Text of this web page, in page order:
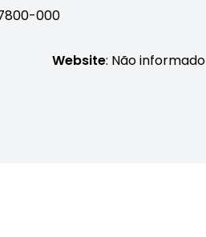
000
Website: Não informado